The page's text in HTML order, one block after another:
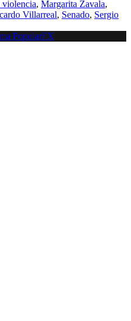
violencia, Margarita Zavala,
Villarreal, Senado, Sergio
PopularFX